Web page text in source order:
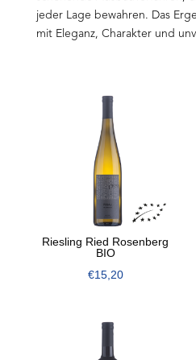
jeder Lage bewahren. Das
mit Eleganz, Charakter und
Riesling Ried Rosenberg
BIO
€15,20